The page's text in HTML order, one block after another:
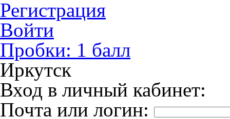
Регистрация
Войти
Пробки: 1 балл
Иркутск
Вход в личный кабинет:
Почта или логин: